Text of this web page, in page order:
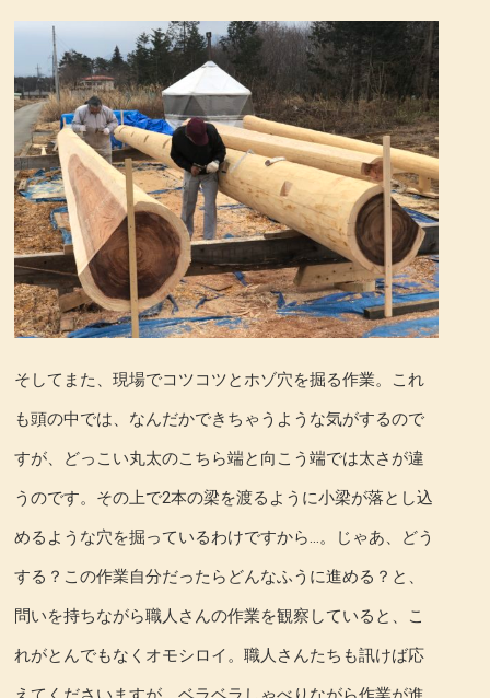
そしてまた、現場でコツコツとホゾ穴を掘る作業。これ
も頭の中では、なんだかできちゃうような気がするので
すが、どっこい丸太のこちら端と向こう端では太さが違
うのです。その上で2本の梁を渡るように小梁が落とし込
めるような穴を掘っているわけですから…。じゃあ、どう
する？この作業自分だったらどんなふうに進める？と、
問いを持ちながら職人さんの作業を観察していると、こ
れがとんでもなくオモシロイ。職人さんたちも訊けば応